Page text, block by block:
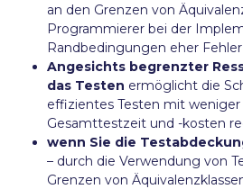
an den Grenzen von
Programmierer bei der
Randbedingungen eher
Angesichts begrenzter
das Testen ermöglicht die
effizientes Testen mit weniger
Gesamttestzeit und -kosten
wenn Sie die
– durch die Verwendung von
Grenzen von